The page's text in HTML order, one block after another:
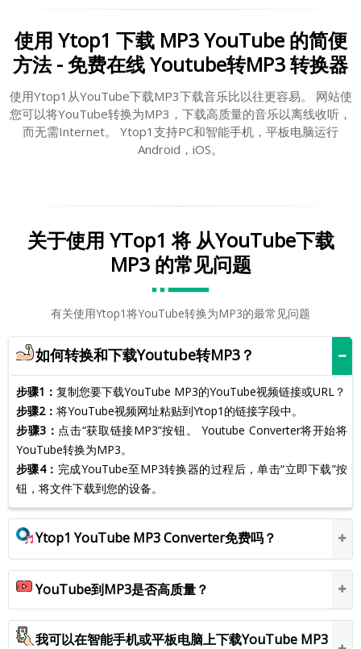
使用 Ytop1 下载 MP3 YouTube 的简便
方法 - 免费在线 Youtube转MP3 转换器
使用Ytop1从YouTube下载MP3下载音乐比以往更容易。 网站使
您可以将YouTube转换为MP3，下载高质量的音乐以离线收听，
而无需Internet。 Ytop1支持PC和智能手机，平板电脑运行
Android，iOS。
关于使用 YTop1 将 从YouTube下载
MP3 的常见问题
有关使用Ytop1将YouTube转换为MP3的最常见问题
如何转换和下载Youtube转MP3？
步骤1： 复制您要下载YouTube MP3的YouTube视频链接或URL？
步骤2： 将YouTube视频网址粘贴到Ytop1的链接字段中。
步骤3： 点击“获取链接MP3”按钮。 Youtube Converter将开始将
YouTube转换为MP3。
步骤4： 完成YouTube至MP3转换器的过程后，单击“立即下载”按
钮，将文件下载到您的设备。
Ytop1 YouTube MP3 Converter免费吗？
YouTube到MP3是否高质量？
我可以在智能手机或平板电脑上下载YouTube MP3